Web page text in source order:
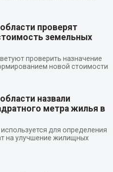
проверят
земельных
проверить назначение
новой стоимости
назвали
метра жилья в
для определения
на улучшение жилищных